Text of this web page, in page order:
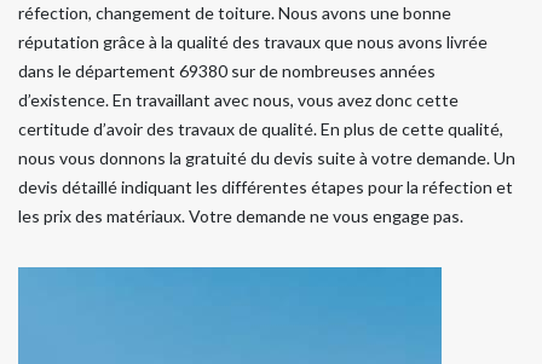
réfection, changement de toiture. Nous avons une bonne
réputation grâce à la qualité des travaux que nous avons livrée
dans le département 69380 sur de nombreuses années
d’existence. En travaillant avec nous, vous avez donc cette
certitude d’avoir des travaux de qualité. En plus de cette qualité,
nous vous donnons la gratuité du devis suite à votre demande. Un
devis détaillé indiquant les différentes étapes pour la réfection et
les prix des matériaux. Votre demande ne vous engage pas.